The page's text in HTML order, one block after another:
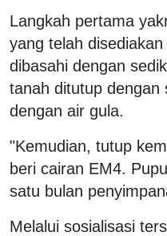
Langkah pertama
yang telah
dibasahi dengan
tanah ditutup dengan
dengan air gula.
"Kemudian, tutup
beri cairan EM4.
satu bulan
Melalui sosialisasi